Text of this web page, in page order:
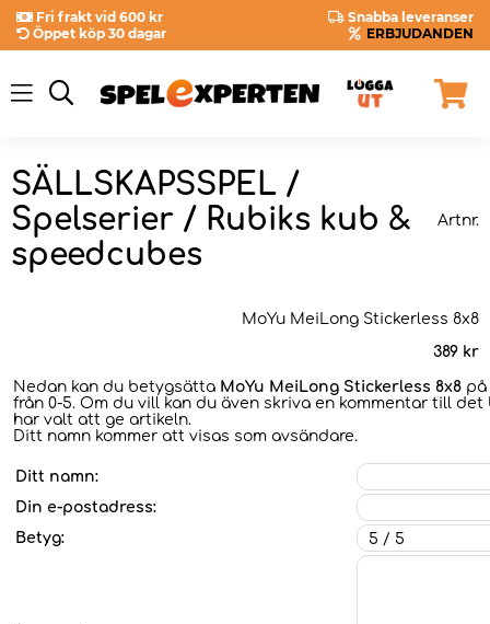
Fri frakt vid 600 kr
Snabba leveranser
Öppet köp 30 dagar
ERBJUDANDEN
SÄLLSKAPSSPEL /
Spelserier / Rubiks kub &
speedcubes
Artnr.
MoYu MeiLong Stickerless 8x8
389 kr
Nedan kan du betygsätta MoYu MeiLong Stickerless 8x8 på
från 0-5. Om du vill kan du även skriva en kommentar till det
har valt att ge artikeln.
Ditt namn kommer att visas som avsändare.
Ditt namn:
Din e-postadress:
Betyg: